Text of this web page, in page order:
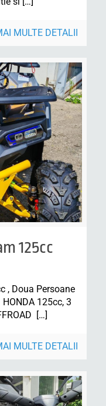
MULTE DETALII
125cc
, Doua Persoane
125cc, 3
[…]
MULTE DETALII